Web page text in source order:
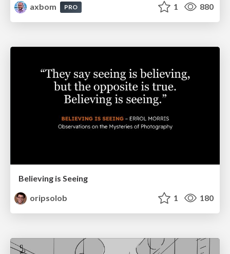
axbom
PRO 1 880
Believing is Seeing
oripsolob
1 180